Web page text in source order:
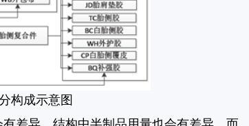
构成示意图